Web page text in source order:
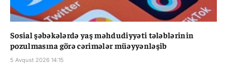
Sosial şəbəkələrdə yaş məhdudiyyəti tələblərinin
pozulmasına görə cərimələr müəyyənləşib
5 Avqust 2026 14:15